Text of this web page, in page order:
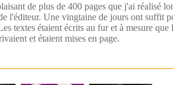
de plus de 400 pages que j'ai réalisé
l'éditeur. Une vingtaine de jours ont suffit
textes étaient écrits au fur et à mesure que
et étaient mises en page.